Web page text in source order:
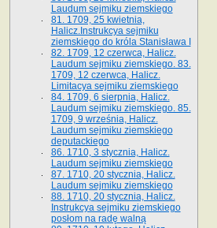
Laudum sejmiku ziemskiego
81. 1709, 25 kwietnia,
Halicz.Instrukcya sejmiku
ziemskiego do króla Stanisława I
82. 1709, 12 czerwca, Halicz.
Laudum sejmiku ziemskiego. 83.
1709, 12 czerwca, Halicz.
Limitacya sejmiku ziemskiego
84. 1709, 6 sierpnia, Halicz.
Laudum sejmiku ziemskiego. 85.
1709, 9 września, Halicz.
Laudum sejmiku ziemskiego
deputackiego
86. 1710, 3 stycznia, Halicz.
Laudum sejmiku ziemskiego
87. 1710, 20 stycznia, Halicz.
Laudum sejmiku ziemskiego
88. 1710, 20 stycznia, Halicz.
Instrukcya sejmiku ziemskiego
posłom na radę walną